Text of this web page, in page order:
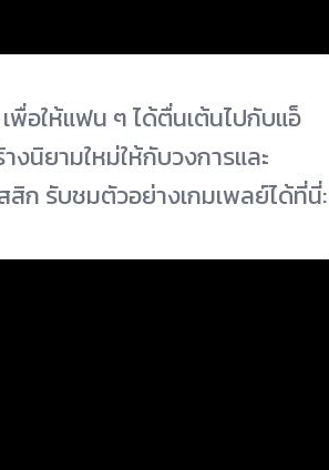
พื่อให้แฟน ๆ ได้ตื่นเต้นไปกับแอ็
งนิยามใหม่ให้กับวงการและ
ก รับชมตัวอย่างเกมเพลย์ได้ที่นี่: